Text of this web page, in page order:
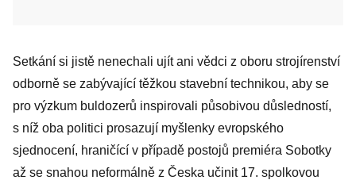
Setkání si jistě nenechali ujít ani vědci z oboru strojírenství
odborně se zabývající těžkou stavební technikou, aby se
pro výzkum buldozerů inspirovali působivou důsledností,
s níž oba politici prosazují myšlenky evropského
sjednocení, hraničící v případě postojů premiéra Sobotky
až se snahou neformálně z Česka učinit 17. spolkovou